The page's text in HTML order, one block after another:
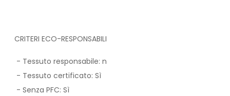
CRITERI ECO-RESPONSABILI
- Tessuto responsabile: n
- Tessuto certificato: Sì
- Senza PFC: Sì